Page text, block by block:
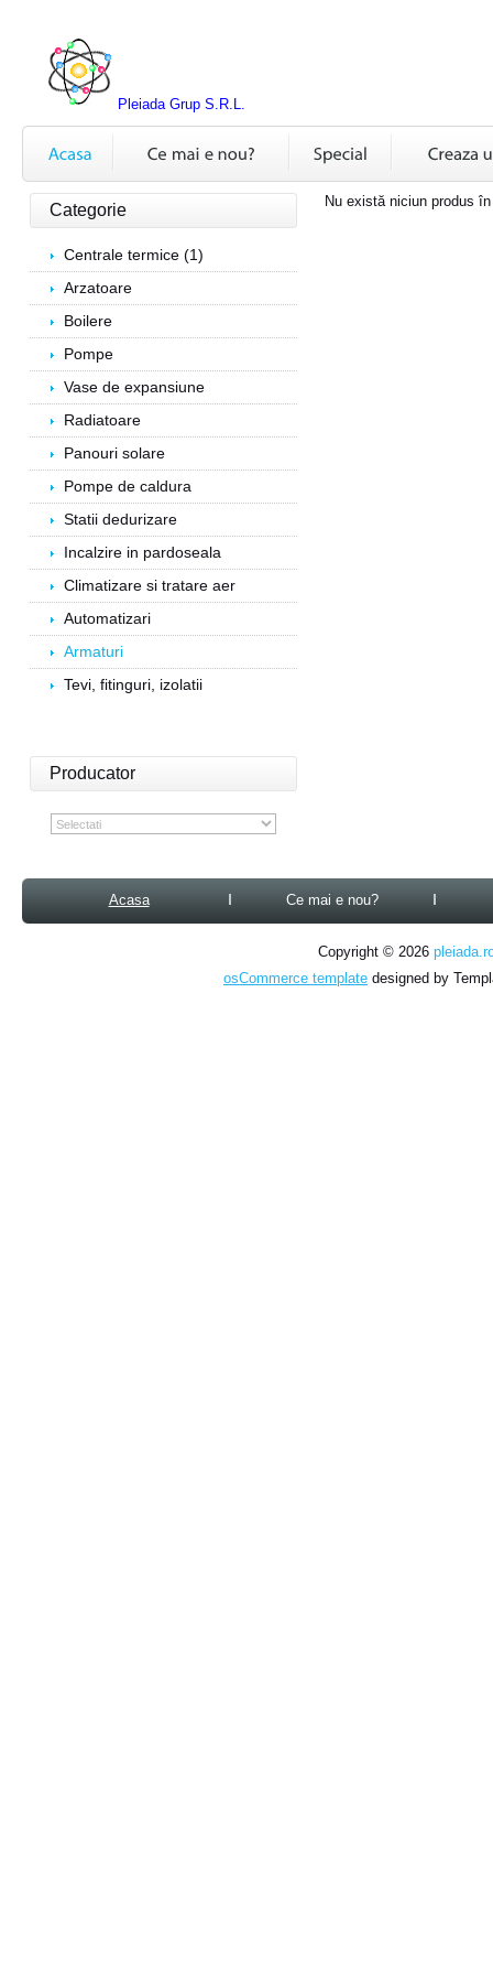
Pleiada Grup S.R.L.
Categorie
Centrale termice (1)
Arzatoare
Boilere
Pompe
Vase de expansiune
Radiatoare
Panouri solare
Pompe de caldura
Statii dedurizare
Incalzire in pardoseala
Climatizare si tratare aer
Automatizari
Armaturi
Tevi, fitinguri, izolatii
Producator
Nu există niciun produs
Acasa Ce mai e nou?
Copyright © 2026
osCommerce template designed by